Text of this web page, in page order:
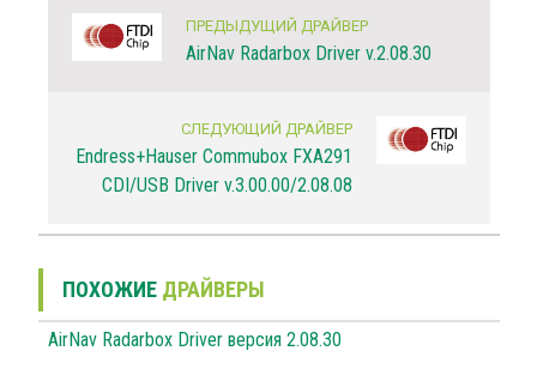
ПРЕДЫДУЩИЙ ДРАЙВЕР
AirNav Radarbox Driver v.2.08.30
СЛЕДУЮЩИЙ ДРАЙВЕР
Endress+Hauser Commubox FXA291
CDI/USB Driver v.3.00.00/2.08.08
ПОХОЖИЕ ДРАЙВЕРЫ
AirNav Radarbox Driver версия 2.08.30